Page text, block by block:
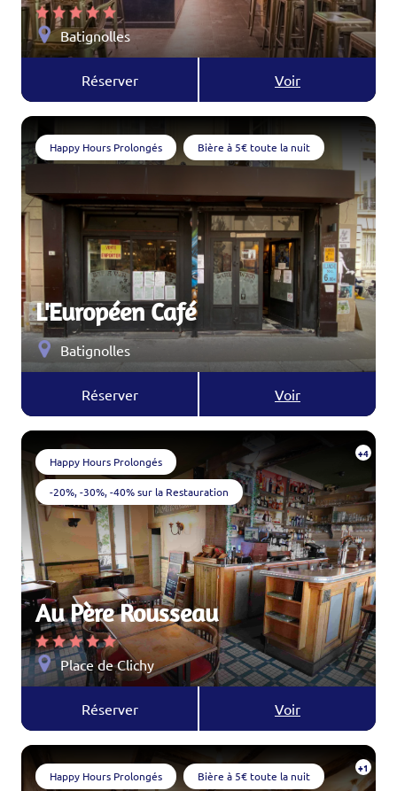
Batignolles
Réserver Voir
Happy Hours Prolongés Bière à 5€ toute la nuit
L'Européen Café
Batignolles
Réserver Voir
Happy Hours Prolongés
-20%, -30%, -40% sur la Restauration
+4
Au Père Rousseau
Place de Clichy
Réserver Voir
Happy Hours Prolongés Bière à 5€ toute la nuit
+1